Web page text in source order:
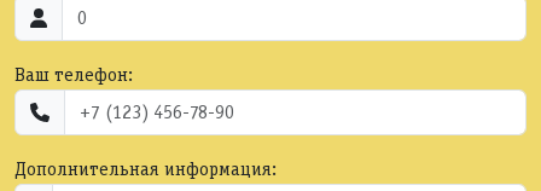
Ваш телефон:
Дополнительная информация: